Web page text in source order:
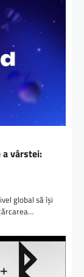
vârstei:
global să își